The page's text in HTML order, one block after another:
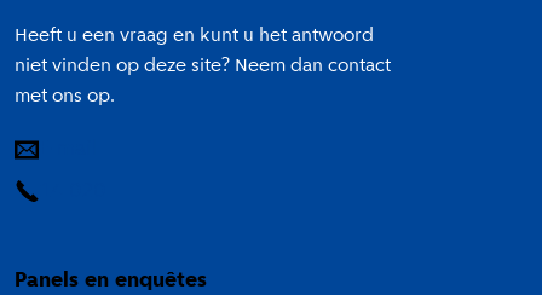
Heeft u een vraag en kunt u het antwoord
niet vinden op deze site? Neem dan contact
met ons op.
Panels en enquêtes